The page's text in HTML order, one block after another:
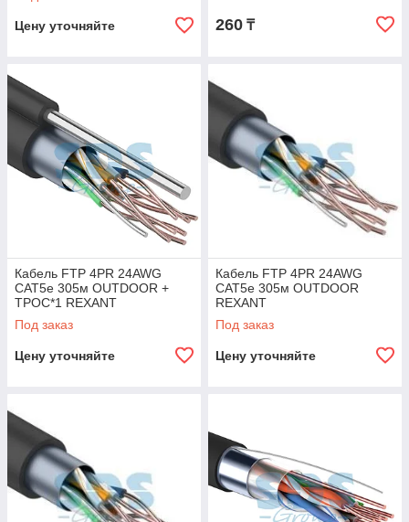
Цену уточняйте 260 ₸
Кабель FTP 4PR 24AWG
CAT5e 305м OUTDOOR +
ТРОС*1 REXANT
Под заказ
Цену уточняйте
Кабель FTP 4PR 24AWG
CAT5e 305м OUTDOOR
REXANT
Под заказ
Цену уточняйте